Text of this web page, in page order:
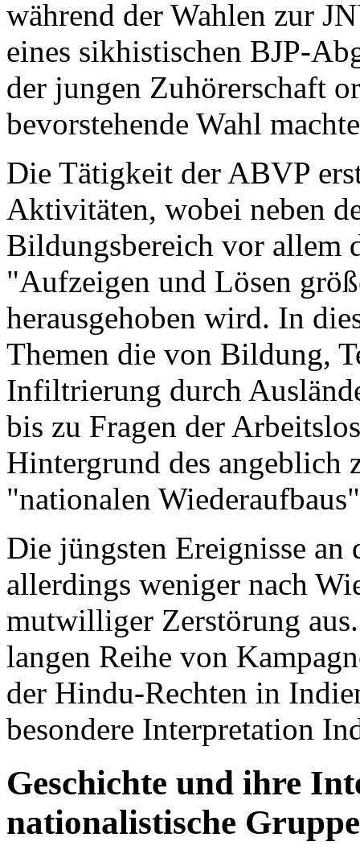
während der Wahlen zur
eines sikhistischen BJP-
der jungen Zuhörerschaft
bevorstehende Wahl
Die Tätigkeit der ABVP
Aktivitäten, wobei neben
Bildungsbereich vor allem
"Aufzeigen und Lösen
herausgehoben wird. In
Themen die von Bildung,
Infiltrierung durch
bis zu Fragen der
Hintergrund des angeblich
"nationalen
Die jüngsten Ereignisse
allerdings weniger nach
mutwilliger Zerstörung
langen Reihe von
der Hindu-Rechten in
besondere Interpretation
Geschichte und ihre
nationalistische